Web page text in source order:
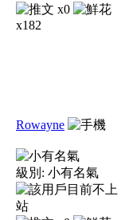
x0
x182
Rowayne
級別: 小有名氣